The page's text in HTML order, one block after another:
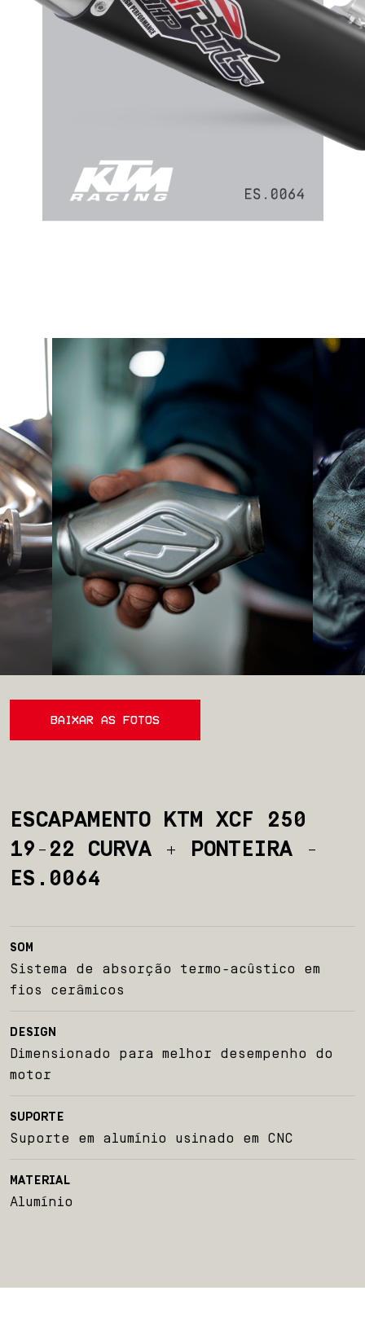
Blog
BAIXAR AS FOTOS
ESCAPAMENTO KTM XCF 250
19-22 CURVA + PONTEIRA -
ES.0064
SOM
Sistema de absorção termo-acûstico em
fios cerâmicos
DESIGN
Dimensionado para melhor desempenho do
motor
SUPORTE
Suporte em alumínio usinado em CNC
MATERIAL
Alumínio